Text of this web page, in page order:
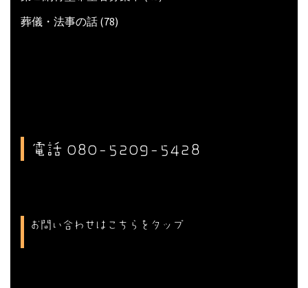
葬儀・法事の話 (78)
電話 080-5209-5428
お問い合わせはこちらをタップ